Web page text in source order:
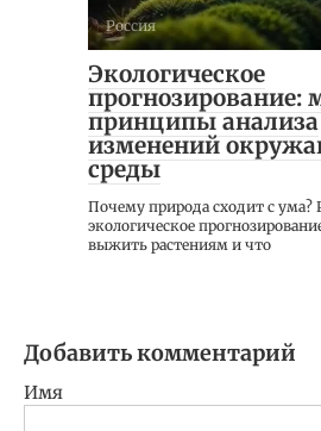
Россия
Экологическое
прогнозирование:
принципы анализа
изменений
среды
Почему природа сходит с ума?
экологическое
выжить растениям и что
Добавить комментарий
Имя